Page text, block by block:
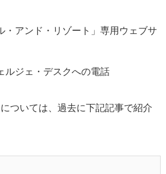
・アンド・リゾート」専用ウェブサ
ルジェ・デスクへの電話
ついては、過去に下記記事で紹介